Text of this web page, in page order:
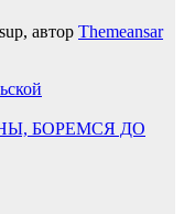
автор Themeansar
БОРЕМСЯ ДО